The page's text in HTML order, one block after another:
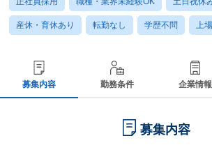
産休・育休あり 転勤なし 学歴不問 上
募集内容 勤務条件 企業情報
募集内容